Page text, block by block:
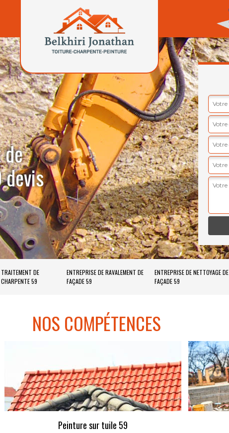
devis
TRAITEMENT DE
CHARPENTE 59
ENTREPRISE DE RAVALEMENT DE
FAÇADE 59
ENTREPRISE DE NETTOYAGE DE
FAÇADE 59
NOS COMPÉTENCES
Peinture sur tuile 59